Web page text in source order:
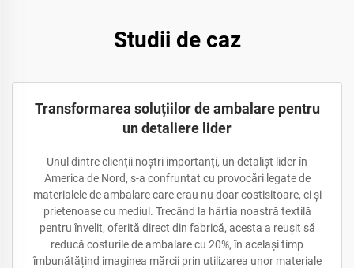
Studii de caz
Transformarea soluțiilor de ambalare pentru
un detaliere lider
Unul dintre clienții noștri importanți, un detalișt lider în
America de Nord, s-a confruntat cu provocări legate de
materialele de ambalare care erau nu doar costisitoare, ci și
prietenoase cu mediul. Trecând la hârtia noastră textilă
pentru învelit, oferită direct din fabrică, acesta a reușit să
reducă costurile de ambalare cu 20%, în același timp
îmbunătățind imaginea mărcii prin utilizarea unor materiale